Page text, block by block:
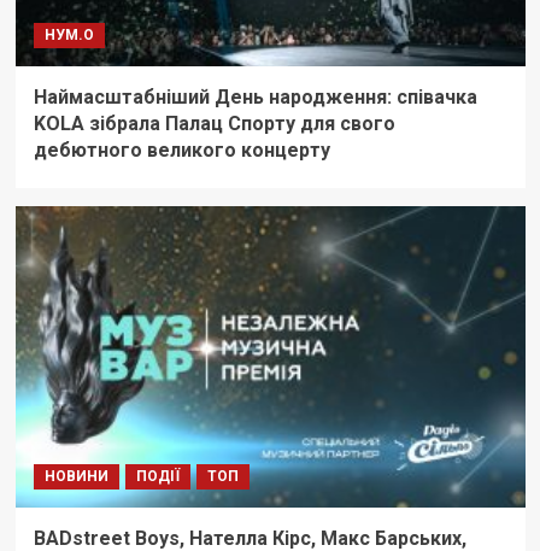
НУМ.О
Наймасштабніший День народження: співачка
KOLA зібрала Палац Спорту для свого
дебютного великого концерту
НОВИНИ ПОДІЇ ТОП
BADstreet Boys, Нателла Кірс, Макс Барських,